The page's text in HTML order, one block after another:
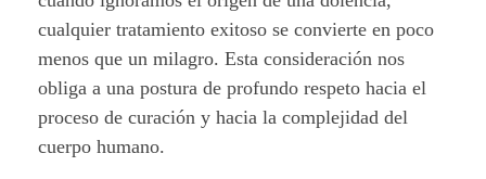
i
n
a
e
cualquier tratamiento exitoso se convierte en poco
menos que un milagro. Esta consideración nos
obliga a una postura de profundo respeto hacia el
proceso de curación y hacia la complejidad del
cuerpo humano.